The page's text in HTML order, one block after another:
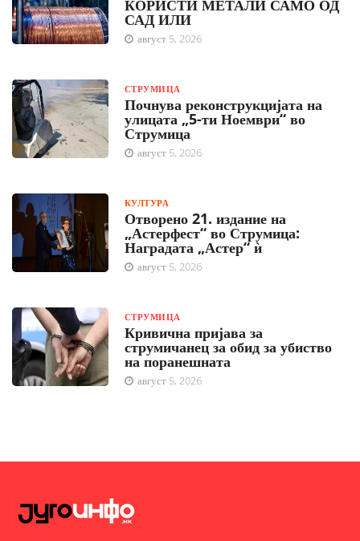
КОРИСТИ МЕТАЛИ САМО ОД
САД ИЛИ
август 5, 2026
СТРУМИЦА
Почнува реконструкцијата на
улицата „5-ти Ноември“ во
Струмица
август 5, 2026
КУЛТУРА
Отворено 21. издание на
„Астерфест“ во Струмица:
Наградата „Астер“ ѝ
август 5, 2026
СТРУМИЦА
Кривична пријава за
струмичанец за обид за убиство
на поранешната
август 5, 2026